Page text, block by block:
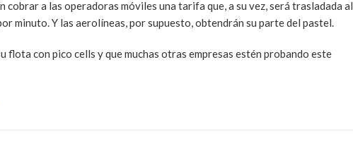
a las operadoras móviles una tarifa que, a su vez, será trasladada al
minuto. Y las aerolíneas, por supuesto, obtendrán su parte del pastel.
con pico cells y que muchas otras empresas estén probando este